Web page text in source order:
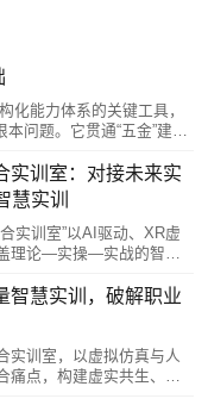
化能力体系的关键工具，
问题。它贯通“五金”建设
谱是连接产业需求与教学
可落地的日常教学，为学
实训室：对接未来实
慧实训
实训室”以AI驱动、XR虚
理论—实操—实战的智慧
训系统，破解设备不足、
点，实现精准化教学与个
从传统技能型向智能复合
化转型提供高素质技术技
智慧实训，破解职业
实训室，以虚拟仿真与人
痛点，构建虚实共生、数